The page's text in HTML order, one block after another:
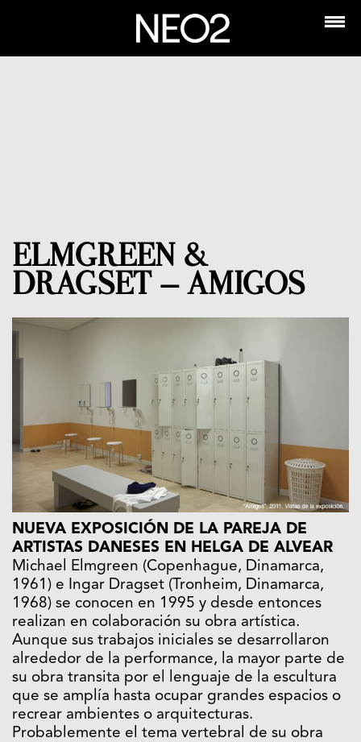
ELMGREEN &
DRAGSET – AMIGOS
NUEVA EXPOSICIÓN DE LA PAREJA DE
ARTISTAS DANESES EN HELGA DE ALVEAR
Michael Elmgreen (Copenhague, Dinamarca,
1961) e Ingar Dragset (Tronheim, Dinamarca,
1968) se conocen en 1995 y desde entonces
realizan en colaboración su obra artística.
Aunque sus trabajos iniciales se desarrollaron
alrededor de la performance, la mayor parte de
su obra transita por el lenguaje de la escultura
que se amplía hasta ocupar grandes espacios o
recrear ambientes o arquitecturas.
Probablemente el tema vertebral de su obra